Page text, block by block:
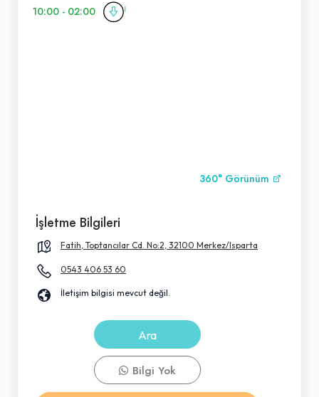
10:00 - 02:00
360° Görünüm
İşletme Bilgileri
Fatih, Toptancılar Cd. No:2, 32100 Merkez/Isparta
0543 406 53 60
İletişim bilgisi mevcut değil.
Ara
Bilgi Yok